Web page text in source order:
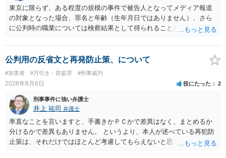
東京に限らず、ある程度の規模の事件で被告人となってメディア報道
の対象となった場合、罪名と年齢（生年月日ではありません）、さら
に公判時の職業については検察結果として得られることが通常です。
公判用の反省文と再発防止策、について
#加害者 #万引き・窃盗罪 #刑事裁判
2026年8月6日 役にたった 2
刑事事件に強い弁護士
井上 祐司 弁護士
率直なことを言いますと、手書きかＰＣかで差異はなく、まとめるか
分けるかで差異もありません。 というより、本人が述べている再犯防
止策は、それだけではほとんど考慮してもらえないと思った方が良い